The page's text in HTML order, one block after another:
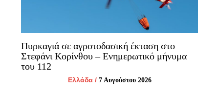
Πυρκαγιά σε αγροτοδασική έκταση στο
Στεφάνι Κορίνθου – Ενημερωτικό μήνυμα
του 112
Ελλάδα/ 7 Αυγούστου 2026